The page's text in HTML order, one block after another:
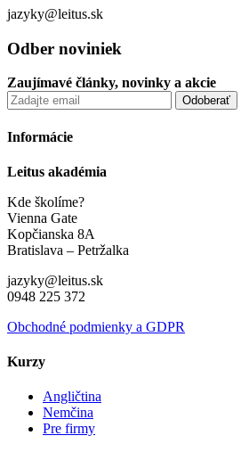
jazyky@leitus.sk
Odber noviniek
Zaujímavé články, novinky a akcie
Informácie
Leitus akadémia
Kde školíme?
Vienna Gate
Kopčianska 8A
Bratislava – Petržalka
jazyky@leitus.sk
0948 225 372
Obchodné podmienky a GDPR
Kurzy
Angličtina
Nemčina
Pre firmy